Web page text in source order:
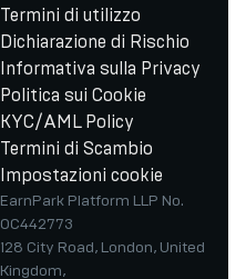
Termini di utilizzo
Dichiarazione di Rischio
Informativa sulla Privacy
Politica sui Cookie
KYC/AML Policy
Termini di Scambio
Impostazioni cookie
EarnPark Platform LLP No.
OC442773
128 City Road, London, United
Kingdom,